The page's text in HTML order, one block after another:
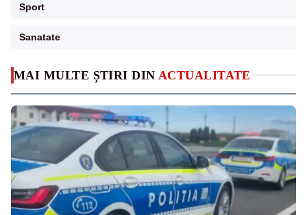
MAI MULTE ȘTIRI DIN ACTUALITATE
Sport
Sanatate